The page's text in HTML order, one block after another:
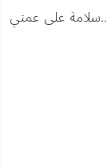
على عمتي